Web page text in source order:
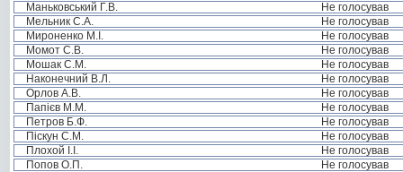
Маньковський Г.В.
Не голосував
Мельник С.А.
Не голосував
Мироненко М.І.
Не голосував
Момот С.В.
Не голосував
Мошак С.М.
Не голосував
Наконечний В.Л.
Не голосував
Орлов А.В.
Не голосував
Папієв М.М.
Не голосував
Петров Б.Ф.
Не голосував
Піскун С.М.
Не голосував
Плохой І.І.
Не голосував
Попов О.П.
Не голосував